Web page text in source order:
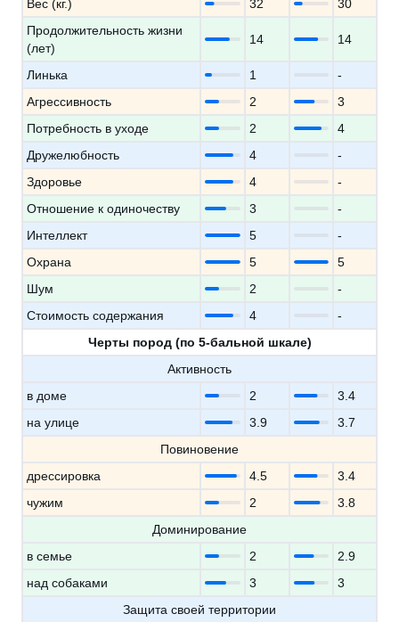
Вес (кг.)
32
30
Продолжительность жизни
(лет)
14 14
Линька 1
-
Агрессивность
2
3
Потребность в уходе
2
4
Дружелюбность
4
-
Здоровье
4
-
Отношение к одиночеству
3
-
Интеллект
5
-
Охрана
5
5
Шум
2
-
Стоимость содержания
4
-
Черты пород (по 5-бальной шкале)
Активность
в доме
2
3.4
на улице
3.9
3.7
Повиновение
дрессировка
4.5
3.4
чужим
2
3.8
Доминирование
в семье
2
2.9
над собаками
3
3
Защита своей территории